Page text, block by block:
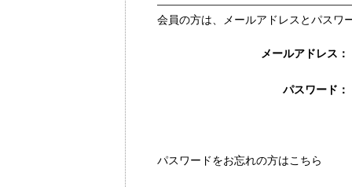
会員の方は、メールアドレスとパスワ
メールアドレス：
パスワード：
パスワードをお忘れの方はこちら